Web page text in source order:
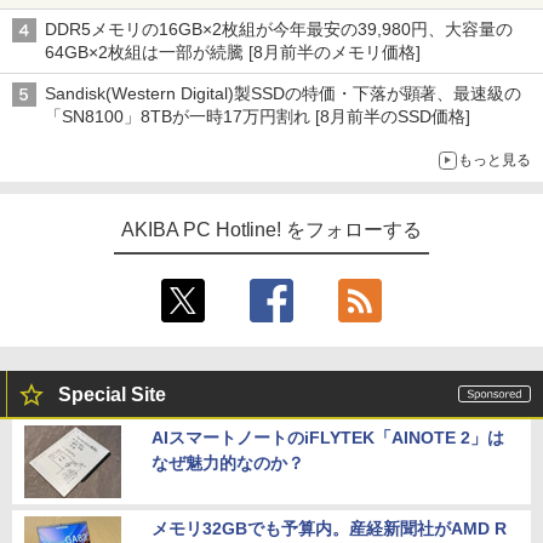
DDR5メモリの16GB×2枚組が今年最安の39,980円、大容量の
64GB×2枚組は一部が続騰 [8月前半のメモリ価格]
Sandisk(Western Digital)製SSDの特価・下落が顕著、最速級の
「SN8100」8TBが一時17万円割れ [8月前半のSSD価格]
もっと見る
AKIBA PC Hotline! をフォローする
Special Site
AIスマートノートのiFLYTEK「AINOTE 2」は
なぜ魅力的なのか？
メモリ32GBでも予算内。産経新聞社がAMD R